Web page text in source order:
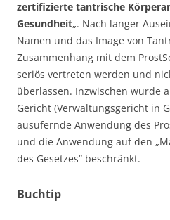
zertifizierte tantrische
Gesundheit„. Nach langer
Namen und das Image von
Zusammenhang mit dem
seriös vertreten werden und
überlassen. Inzwischen wurde
Gericht (Verwaltungsgericht in
ausufernde Anwendung des
und die Anwendung auf den
des Gesetzes“ beschränkt.
Buchtip